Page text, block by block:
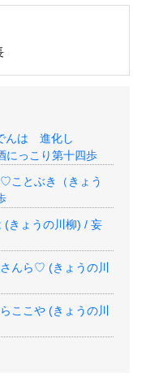
んは 進化し
にっこり第十四歩
とぶき（きょう
ょうの川柳) / 妄
んら♡ (きょうの川
こや (きょうの川